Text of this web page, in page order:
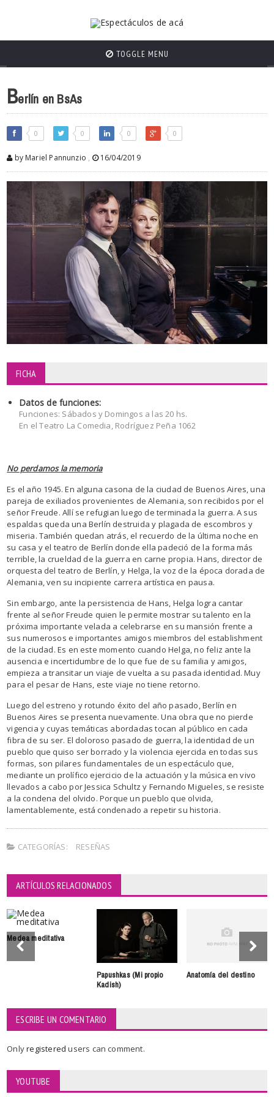
TOGGLE MENU
Berlín en BsAs
0 0 0 0
by Mariel Pannunzio , 16/04/2019
FICHA
Datos de funciones:
Funciones: Sábados y Domingos a las 20 hs.
En el Teatro La Comedia, Rodríguez Peña 1062
No perdamos la memoria
Es el año 1945. En alguna casona de la ciudad de Buenos Aires, una
pareja de exiliados provenientes de Alemania, son recibidos por el
señor Freude. Allí se refugian luego de terminada la guerra. A sus
espaldas queda una Berlín destruida y plagada de escombros y
miseria. También quedan atrás, el recuerdo de la última noche en
su casa y el teatro de Berlín donde ella padeció de la forma más
terrible, la crueldad de la guerra en carne propia. Hans, director de
orquesta del teatro de Berlín, y Helga, la voz de la época dorada de
Alemania, ven su incipiente carrera artística en pausa.
Sin embargo, ante la persistencia de Hans, Helga logra cantar
frente al señor Freude quien le permite mostrar su talento en la
próxima importante velada a celebrarse en su mansión frente a
sus numerosos e importantes amigos miembros del establishment
de la ciudad. Es en este momento cuando Helga, no feliz ante la
ausencia e incertidumbre de lo que fue de su familia y amigos,
empieza a transitar un viaje de vuelta a su pasada identidad. Muy
para el pesar de Hans, este viaje no tiene retorno.
Luego del estreno y rotundo éxito del año pasado, Berlín en
Buenos Aires se presenta nuevamente. Una obra que no pierde
vigencia y cuyas temáticas abordadas tocan al público en cada
fibra de su ser. El doloroso pasado de guerra, la identidad de un
pueblo que quiso ser borrado y la violencia ejercida en todas sus
formas, son pilares fundamentales de un espectáculo que,
mediante un prolífico ejercicio de la actuación y la música en vivo
llevados a cabo por Jessica Schultz y Fernando Migueles, se resiste
a la condena del olvido. Porque un pueblo que olvida,
lamentablemente, está condenado a repetir su historia.
CATEGORÍAS: RESEÑAS
ARTÍCULOS RELACIONADOS
Medea meditativa
Papushkas (Mi propio
Kadish)
Anatomía del destino
ESCRIBE UN COMENTARIO
Onlyregisteredusers can comment.
YOUTUBE